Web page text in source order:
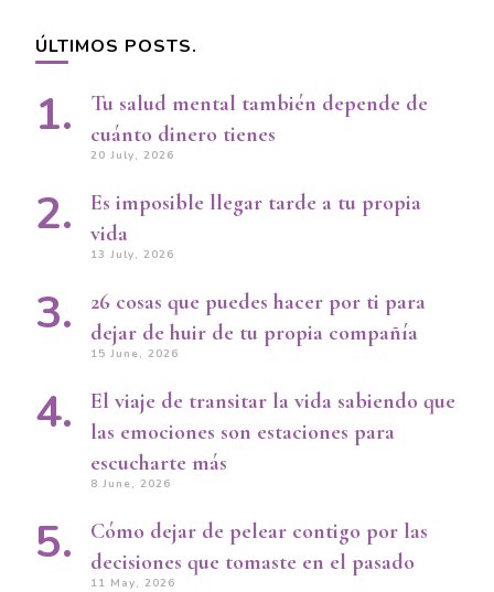
ÚLTIMOS POSTS.
Tu salud mental también depende de
cuánto dinero tienes
20 July, 2026
Es imposible llegar tarde a tu propia
vida
13 July, 2026
26 cosas que puedes hacer por ti para
dejar de huir de tu propia compañía
15 June, 2026
El viaje de transitar la vida sabiendo que
las emociones son estaciones para
escucharte más
8 June, 2026
Cómo dejar de pelear contigo por las
decisiones que tomaste en el pasado
11 May, 2026